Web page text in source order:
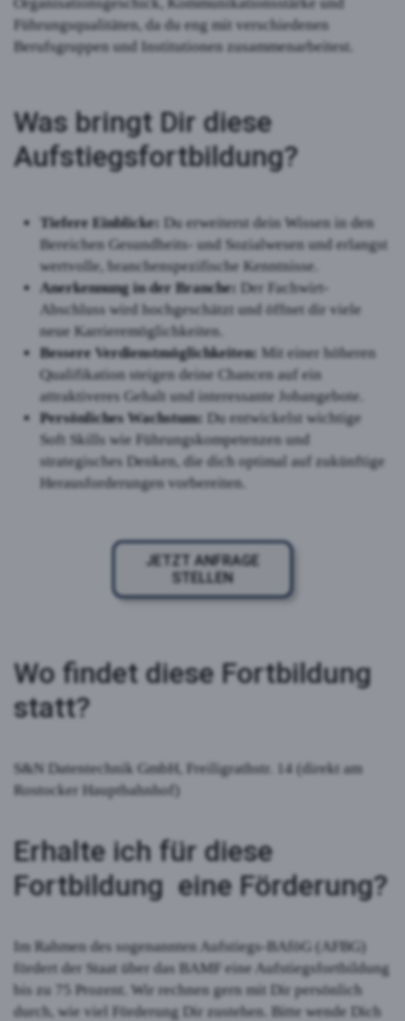
Führungsqualitäten, da du eng mit verschiedenen
Berufsgruppen und Institutionen zusammenarbeitest.
Was bringt Dir diese
Aufstiegsfortbildung?
Tiefere Einblicke:
Du erweiterst dein Wissen in den
Bereichen Gesundheits- und Sozialwesen und erlangst
wertvolle, branchenspezifische Kenntnisse.
Anerkennung in der Branche:
Der Fachwirt-
Abschluss wird hochgeschätzt und öffnet dir viele
neue Karrieremöglichkeiten.
Bessere Verdienstmöglichkeiten: Mit einer höheren
Qualifikation steigen deine Chancen auf ein
attraktiveres Gehalt und interessante Jobangebote.
Persönliches Wachstum:
Du entwickelst wichtige
Soft Skills wie Führungskompetenzen und
strategisches Denken, die dich optimal auf zukünftige
Herausforderungen vorbereiten.
JETZT ANFRAGE
STELLEN
Wo findet diese Fortbildung
statt?
S&N Datentechnik GmbH, Freiligrathstr. 14 (direkt am
Rostocker Hauptbahnhof)
Erhalte ich für diese
Fortbildung eine Förderung?
Im Rahmen des sogenannten Aufstiegs-BAföG (AFBG)
fördert der Staat über das BAMF eine Aufstiegsfortbildung
bis zu 75 Prozent. Wir rechnen gern mit Dir persönlich
durch, wie viel Förderung Dir zustehen. Bitte wende Dich